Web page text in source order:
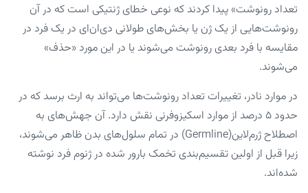
تعداد رونوشت» پیدا کردند که نوعی خطای ژنتیکی است که در آن
رونوشت‌هایی از یک ژن یا بخش‌های طولانی دی‌ان‌ای در یک فرد در
مقایسه با فرد بعدی رونوشت می‌شوند یا در این مورد «حذف»
می‌شوند.
در موارد نادر، تغییرات تعداد رونوشت‌ها می‌تواند به ارث برسد که در
حدود ۵ درصد از موارد اسکیزوفرنی نقش دارد. آن جهش‌های به
‌اصطلاح ژرم‌لاین(germline) در تمام سلول‌های بدن ظاهر می‌شوند،
زیرا قبل از اولین تقسیم‌بندی تخمک بارور شده در ژنوم فرد نوشته
شده‌اند.